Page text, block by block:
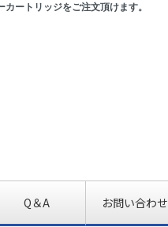
ートリッジをご注文頂けます。
Q＆A お問い合わせ